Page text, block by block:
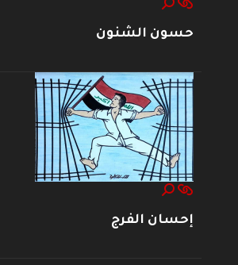
حسون الشنون
إحسان الفرج